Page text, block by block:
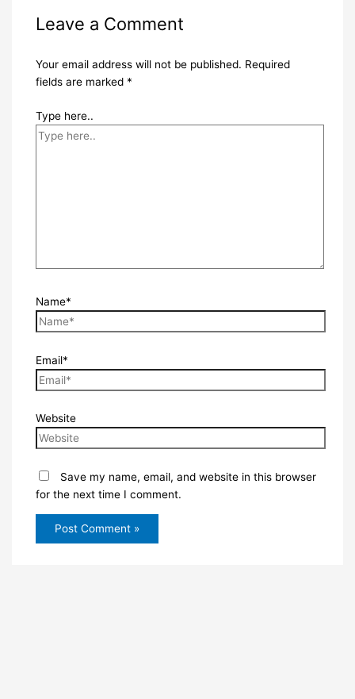
Leave a Comment
Your email address will not be published. Required
fields are marked *
Type here..
Name*
Email*
Website
Save my name, email, and website in this browser
for the next time I comment.